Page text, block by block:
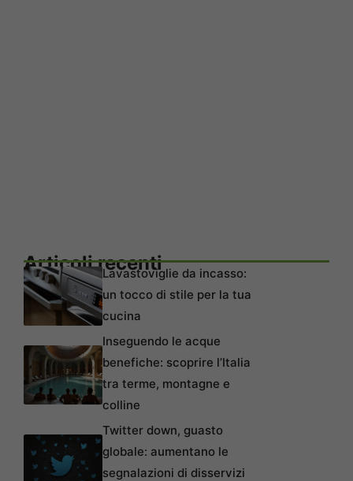
Articoli recentiLavastoviglie da incasso:
un tocco di stile per la tua
cucina
Inseguendo le acque
benefiche: scoprire l’Italia
tra terme, montagne e
colline
Twitter down, guasto
globale: aumentano le
segnalazioni di disservizi